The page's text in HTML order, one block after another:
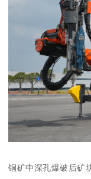
铜矿中深孔爆破后矿